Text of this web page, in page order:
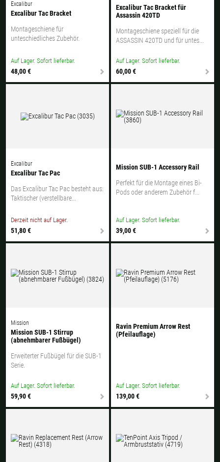
Excalibur
Excalibur Tac Bracket
Montageschiene für
unteschiedliches Zubehör.
Auf Lager. Sofort lieferbar.
48,00 €
Excalibur Tac Bracket für
Assassin 420TD
Montageschiene speziell für die
ASSASSIN 420TD und für untes...
Auf Lager. Sofort lieferbar.
60,00 €
Excalibur
Excalibur Tac Pac
Das Excalibur Tac Pac besteht aus:
Taktischer (verstellbare...
Derzeit nicht auf Lager.
51,80 €
Mission SUB-1 Accessory Rail
Perfekt für die Montage eines Bi-
Pods oder anderem Zubehör f...
Auf Lager. Sofort lieferbar.
39,00 €
Mission
Mission SUB-1 Stirrup
(abnehmbarer Fußbügel)
Erweiterter Fußbügel für die SUB-1
Serie.
Auf Lager. Sofort lieferbar.
59,90 €
Ravin Premium Arrow Rest
(Pfeilauflage)
Auf Lager. Sofort lieferbar.
139,00 €